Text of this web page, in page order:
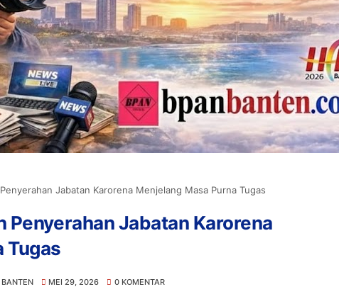
Jabatan Karorena Menjelang Masa Purna Tugas
Penyerahan Jabatan Karorena
Tugas
MEI 29, 2026 0 KOMENTAR